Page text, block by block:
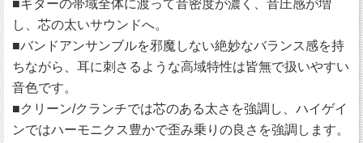
■ギターの帯域全体に渡って音密度が濃く、音圧感が増
し、芯の太いサウンドへ。
■バンドアンサンブルを邪魔しない絶妙なバランス感を持
ちながら、耳に刺さるような高域特性は皆無で扱いやすい
音色です。
■クリーン/クランチでは芯のある太さを強調し、ハイゲイ
ンではハーモニクス豊かで歪み乗りの良さを強調します。